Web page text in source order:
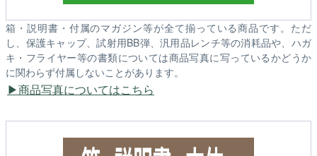
箱・説明書・付属のマガジン等が全て揃っている商品です。ただ
し、保護キャップ、試射用BB弾、汎用品レンチ等の消耗品や、ハガ
キ・フライヤー等の書類については商品写真に写っているかどうか
に関わらず付属しないことがあります。
商品写真についてはこちら